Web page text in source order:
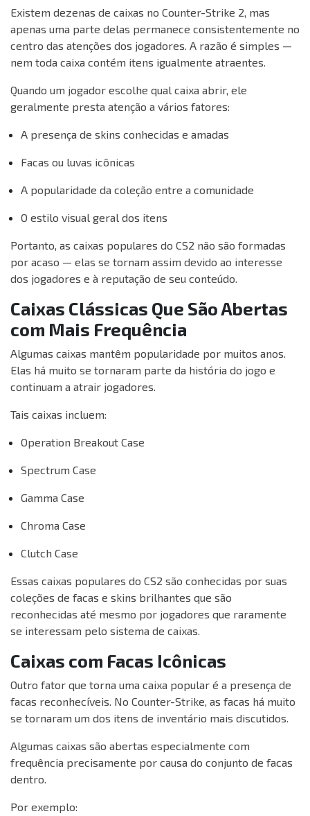
Existem dezenas de caixas no Counter-Strike 2, mas
apenas uma parte delas permanece consistentemente no
centro das atenções dos jogadores. A razão é simples —
nem toda caixa contém itens igualmente atraentes.
Quando um jogador escolhe qual caixa abrir, ele
geralmente presta atenção a vários fatores:
A presença de skins conhecidas e amadas
Facas ou luvas icônicas
A popularidade da coleção entre a comunidade
O estilo visual geral dos itens
Portanto, as caixas populares do CS2 não são formadas
por acaso — elas se tornam assim devido ao interesse
dos jogadores e à reputação de seu conteúdo.
Caixas Clássicas Que São Abertas
com Mais Frequência
Algumas caixas mantêm popularidade por muitos anos.
Elas há muito se tornaram parte da história do jogo e
continuam a atrair jogadores.
Tais caixas incluem:
Operation Breakout Case
Spectrum Case
Gamma Case
Chroma Case
Clutch Case
Essas caixas populares do CS2 são conhecidas por suas
coleções de facas e skins brilhantes que são
reconhecidas até mesmo por jogadores que raramente
se interessam pelo sistema de caixas.
Caixas com Facas Icônicas
Outro fator que torna uma caixa popular é a presença de
facas reconhecíveis. No Counter-Strike, as facas há muito
se tornaram um dos itens de inventário mais discutidos.
Algumas caixas são abertas especialmente com
frequência precisamente por causa do conjunto de facas
dentro.
Por exemplo: